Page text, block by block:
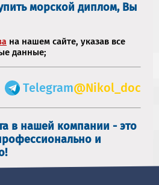
морской диплом, Вы
на нашем сайте, указав все
данные;
Telegram@Nikol_doc
в нашей компании - это
и